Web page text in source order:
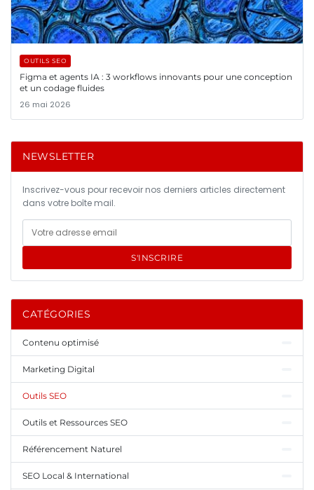
OUTILS SEO
Figma et agents IA : 3 workflows innovants pour une conception
et un codage fluides
26 mai 2026
NEWSLETTER
Inscrivez-vous pour recevoir nos derniers articles directement
dans votre boîte mail.
S'INSCRIRE
CATÉGORIES
Contenu optimisé
Marketing Digital
Outils SEO
Outils et Ressources SEO
Référencement Naturel
SEO Local & International